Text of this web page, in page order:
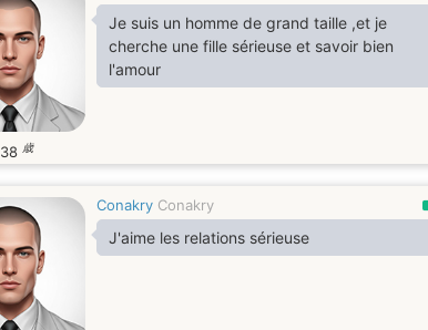
Je suis un homme de grand taille ,et je
cherche une fille sérieuse et savoir bien
l'amour
38 歳
Conakry Conakry
J'aime les relations sérieuse